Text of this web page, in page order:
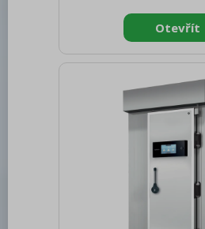
1110 Hmotnost brutto
spotřebiče:
Konstruční typ zařízení:
400 V / 3N - 50 Hz
ovládacích prvků:
zařízení: Nerezové
Typ vrchní desky: